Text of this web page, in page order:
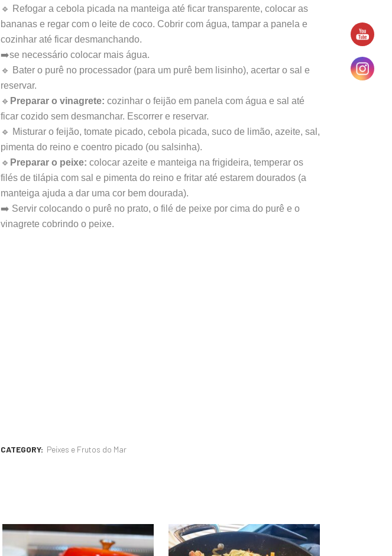
🔹 Refogar a cebola picada na manteiga até ficar transparente, colocar as
bananas e regar com o leite de coco. Cobrir com água, tampar a panela e
cozinhar até ficar desmanchando.
➡️se necessário colocar mais água.
🔹 Bater o purê no processador (para um purê bem lisinho), acertar o sal e
reservar.
🔹 Preparar o vinagrete: cozinhar o feijão em panela com água e sal até
ficar cozido sem desmanchar. Escorrer e reservar.
🔹 Misturar o feijão, tomate picado, cebola picada, suco de limão, azeite, sal,
pimenta do reino e coentro picado (ou salsinha).
🔹 Preparar o peixe: colocar azeite e manteiga na frigideira, temperar os
filés de tilápia com sal e pimenta do reino e fritar até estarem dourados (a
manteiga ajuda a dar uma cor bem dourada).
➡️ Servir colocando o purê no prato, o filé de peixe por cima do purê e o
vinagrete cobrindo o peixe.
CATEGORY: Peixes e Frutos do Mar